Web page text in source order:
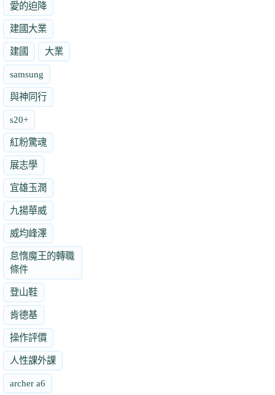
愛的迫降
建國大業
建國 大業
samsung
與神同行
s20+
紅粉驚魂
展志學
宜雄玉潤
九揚華威
威均峰澤
怠惰魔王的轉職
條件
登山鞋
肯德基
操作評價
人性課外課
archer a6